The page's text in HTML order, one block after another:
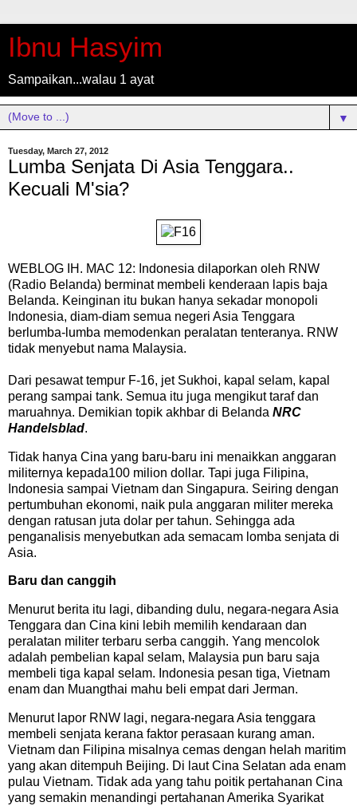
Ibnu Hasyim
Sampaikan...walau 1 ayat
▼
Tuesday, March 27, 2012
Lumba Senjata Di Asia Tenggara..
Kecuali M'sia?
WEBLOG IH. MAC 12: Indonesia dilaporkan oleh RNW
(Radio Belanda) berminat membeli kenderaan lapis baja
Belanda. Keinginan itu bukan hanya sekadar monopoli
Indonesia, diam-diam semua negeri Asia Tenggara
berlumba-lumba memodenkan peralatan tenteranya. RNW
tidak menyebut nama Malaysia.
Dari pesawat tempur F-16, jet Sukhoi, kapal selam, kapal
perang sampai tank. Semua itu juga mengikut taraf dan
maruahnya. Demikian topik akhbar di Belanda NRC
Handelsblad.
Tidak hanya Cina yang baru-baru ini menaikkan anggaran
militernya kepada100 milion dollar. Tapi juga Filipina,
Indonesia sampai Vietnam dan Singapura. Seiring dengan
pertumbuhan ekonomi, naik pula anggaran militer mereka
dengan ratusan juta dolar per tahun. Sehingga ada
penganalisis menyebutkan ada semacam lomba senjata di
Asia.
Baru dan canggih
Menurut berita itu lagi, dibanding dulu, negara-negara Asia
Tenggara dan Cina kini lebih memilih kendaraan dan
peralatan militer terbaru serba canggih. Yang mencolok
adalah pembelian kapal selam, Malaysia pun baru saja
membeli tiga kapal selam. Indonesia pesan tiga, Vietnam
enam dan Muangthai mahu beli empat dari Jerman.
Menurut lapor RNW lagi, negara-negara Asia tenggara
membeli senjata kerana faktor perasaan kurang aman.
Vietnam dan Filipina misalnya cemas dengan helah maritim
yang akan ditempuh Beijing. Di laut Cina Selatan ada enam
pulau Vietnam. Tidak ada yang tahu poitik pertahanan Cina
yang semakin menandingi pertahanan Amerika Syarikat